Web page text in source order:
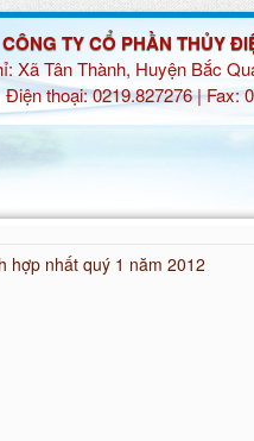
CÔNG TY CỔ PHẦN THỦY
Xã Tân Thành, Huyện Bắc
Điện thoại: 0219.827276 | Fax:
hợp nhất quý 1 năm 2012